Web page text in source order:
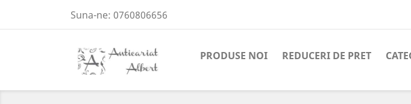
Suna-ne: 0760806656
PRODUSE NOI REDUCERI DE PRET